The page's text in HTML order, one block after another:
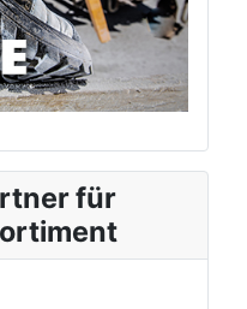
für